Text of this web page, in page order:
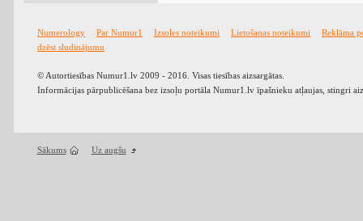
Numerology Par Numur1 Izsoles noteikumi Lietošanas noteikumi
Reklāma
dzēst sludinājumu
© Autortiesības Numur1.lv 2009 - 2016. Visas tiesības aizsargātas.
Informācijas pārpublicēšana bez izsoļu portāla Numur1.lv īpašnieku atļaujas, stingri
Sākums Uz augšu